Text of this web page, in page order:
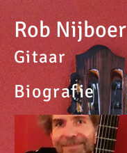
Rob Nijboer
Gitaar
Biografie